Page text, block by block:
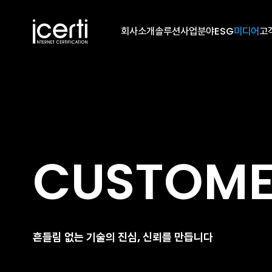
회사소개솔루션사업분야ESG미디어고
흔들림 없는 기술의 진심, 신뢰를 만듭니다